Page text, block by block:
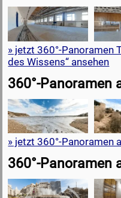
» jetzt 360°-Panoramen
des Wissens“ ansehen
360°-Panoramen
» jetzt 360°-Panoramen
360°-Panoramen